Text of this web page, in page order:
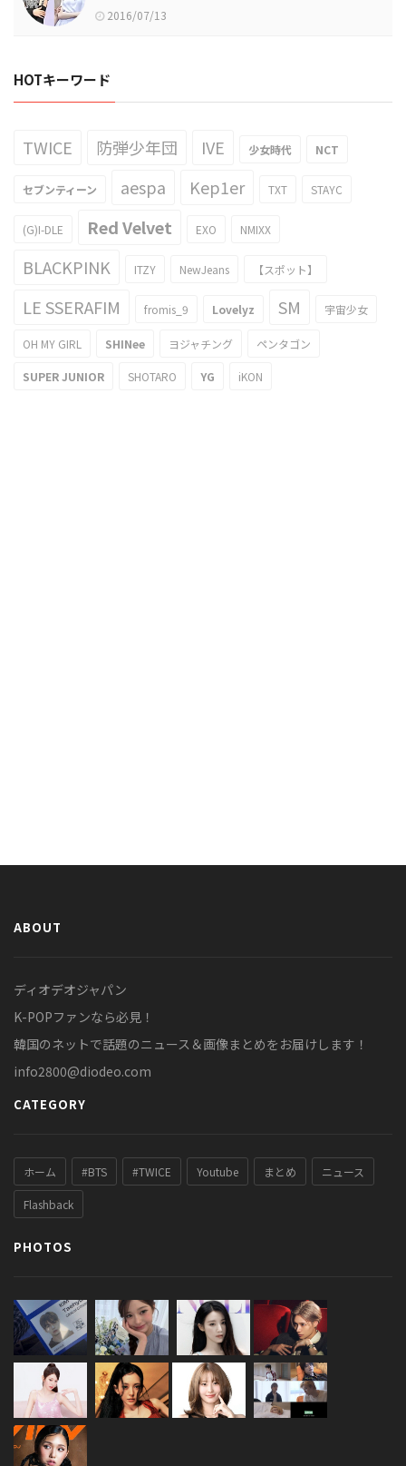
2016/07/13
HOTキーワード
TWICE 防弾少年団 IVE 少女時代 NCT
セブンティーン aespa Kep1er TXT STAYC
(G)I-DLE Red Velvet EXO NMIXX
BLACKPINK ITZY NewJeans 【スポット】
LE SSERAFIM fromis_9 Lovelyz SM 宇宙少女
OH MY GIRL SHINee ヨジャチング ペンタゴン
SUPER JUNIOR SHOTARO YG iKON
ABOUT
ディオデオジャパン
K-POPファンなら必見！
韓国のネットで話題のニュース＆画像まとめをお届けします！
info2800@diodeo.com
CATEGORY
ホーム #BTS #TWICE Youtube まとめ ニュース
Flashback
PHOTOS